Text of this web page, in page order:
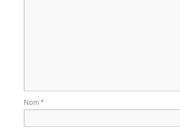
Nom *